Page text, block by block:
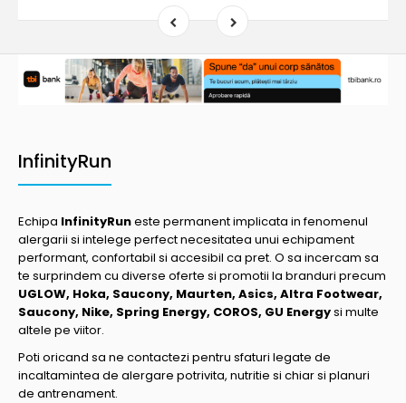
InfinityRun
Echipa InfinityRuneste permanent implicata in fenomenul
alergarii si intelege perfect necesitatea unui echipament
performant, confortabil si accesibil ca pret. O sa incercam sa
te surprindem cu diverse oferte si promotii la branduri precum
UGLOW, Hoka, Saucony, Maurten, Asics, Altra Footwear,
Saucony, Nike, Spring Energy, COROS, GU Energysi multe
altele pe viitor.
Poti oricand sa ne contactezi pentru sfaturi legate de
incaltamintea de alergare potrivita, nutritie si chiar si planuri
de antrenament.